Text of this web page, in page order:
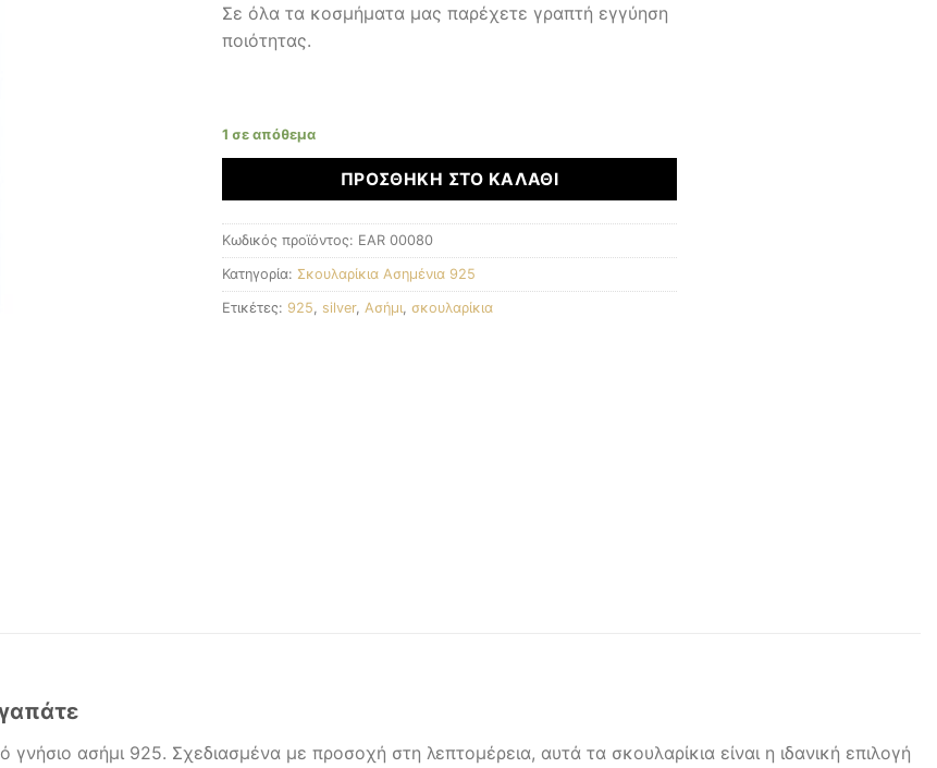
Σε όλα τα κοσμήματα μας παρέχετε γραπτή εγγύηση
ποιότητας.
1 σε απόθεμα
ΠΡΟΣΘΉΚΗ ΣΤΟ ΚΑΛΆΘΙ
Κωδικός προϊόντος: EAR 00080
Κατηγορία: Σκουλαρίκια Ασημένια 925
Ετικέτες: 925 silver, Ασήμι σκουλαρίκια
ασήμι 925. Σχεδιασμένα με προσοχή στη λεπτομέρεια, αυτά τα σκουλαρίκια είναι η ιδανική επιλογή